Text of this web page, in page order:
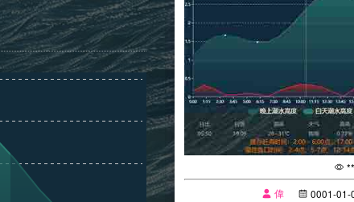
偉
0001-01-